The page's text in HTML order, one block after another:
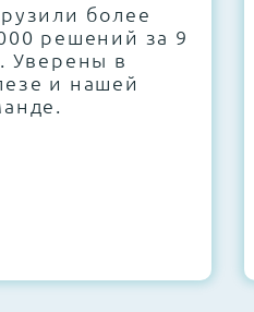
более
решений за 9
Уверены в
и нашей